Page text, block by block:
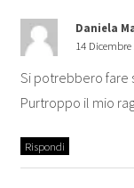
Daniela
14
Si potrebbero fare
Purtroppo il mio
Rispondi